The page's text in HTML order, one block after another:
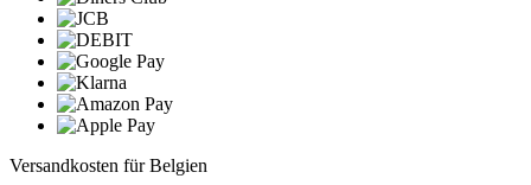
Versandkosten für Belgien